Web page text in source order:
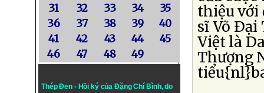
31
32 33 34
35
36
37 38 39
40
41
42 43 44
45
46
47 48 49
Thép Đen - Hồi ký của Đặng Chí Bình, do
thiệu với
sĩ Võ Ðại
Việt là
Thượng